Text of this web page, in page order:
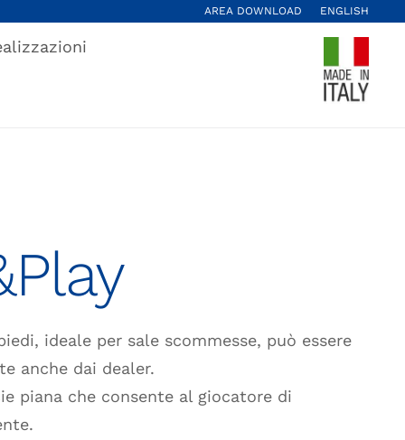
AREA DOWNLOAD ENGLISH
ideale per sale scommesse, può essere
anche dai dealer.
piana che consente al giocatore di